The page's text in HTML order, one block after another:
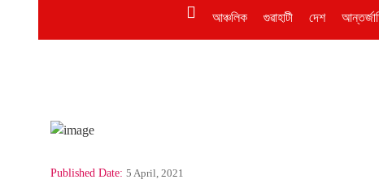
আঞ্চলিক গুৱাহাটী দেশ
Published Date: 5 April, 2021